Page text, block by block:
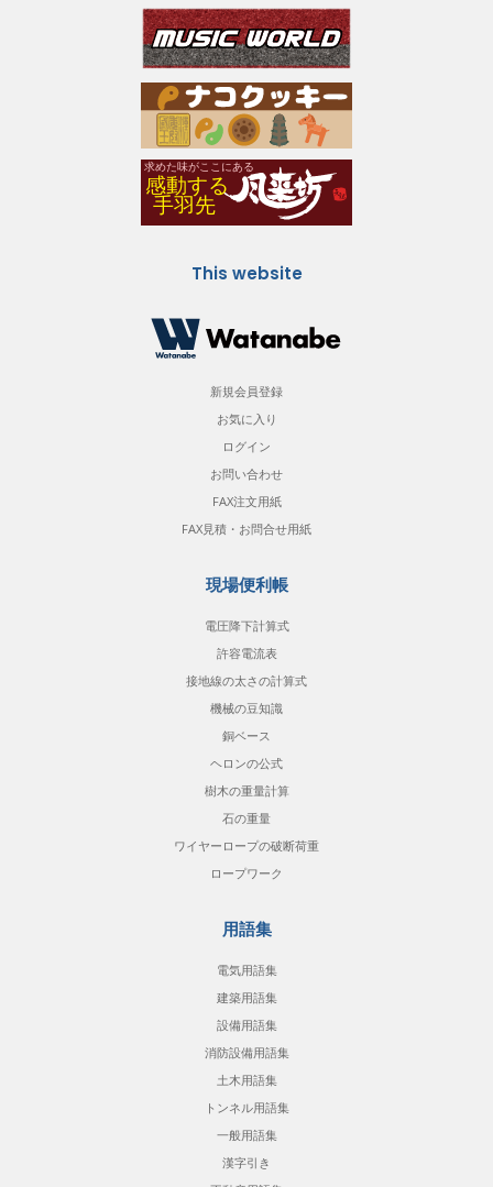
This website
新規会員登録
お気に入り
ログイン
お問い合わせ
FAX注文用紙
FAX見積・お問合せ用紙
現場便利帳
電圧降下計算式
許容電流表
接地線の太さの計算式
機械の豆知識
銅ベース
ヘロンの公式
樹木の重量計算
石の重量
ワイヤーロープの破断荷重
ロープワーク
用語集
電気用語集
建築用語集
設備用語集
消防設備用語集
土木用語集
トンネル用語集
一般用語集
漢字引き